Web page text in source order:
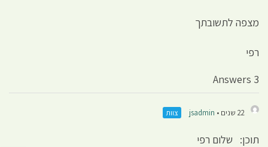
מצפה לתשובתך
רפי
3 Answers
22 שנים • jsadmin צוות
תוכן: שלום רפי